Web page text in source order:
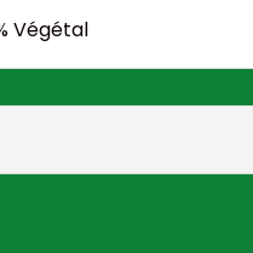
Végétal